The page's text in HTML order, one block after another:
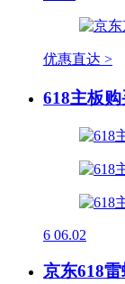
优惠直达 >
618主板
6 06.02
京东618